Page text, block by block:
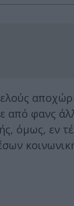
από φανς
όμως, εν